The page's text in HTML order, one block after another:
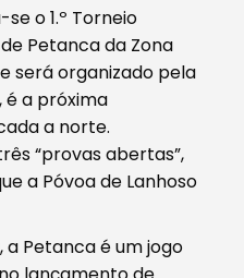
o 1.º Torneio
Petanca da Zona
será organizado pela
é a próxima
a norte.
“provas abertas”,
a Póvoa de Lanhoso
Petanca é um jogo